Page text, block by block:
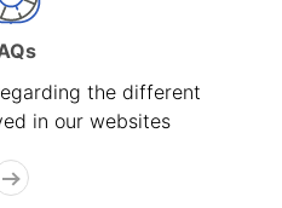
the different
in our websites